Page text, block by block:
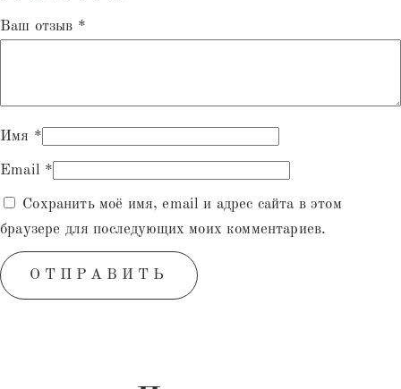
Ваш отзыв *
Имя *
Email *
Сохранить моё имя, email и адрес сайта в этом
браузере для последующих моих комментариев.